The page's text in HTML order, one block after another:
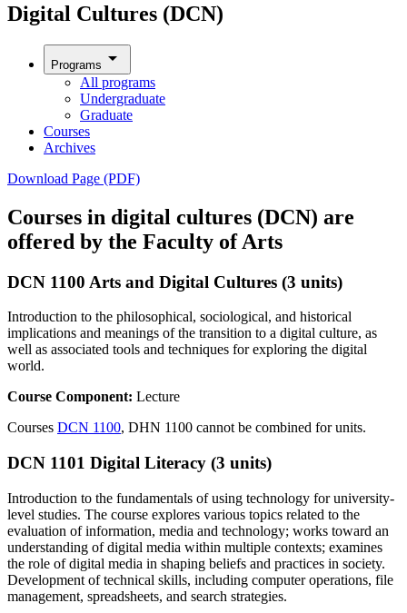
Digital Cultures (DCN)
Programs arrow_drop_down
All programs
Undergraduate
Graduate
Courses
Archives
Download Page (PDF)
Courses in digital cultures (DCN) are
offered by the Faculty of Arts
DCN 1100 Arts and Digital Cultures (3 units)
Introduction to the philosophical, sociological, and historical
implications and meanings of the transition to a digital culture, as
well as associated tools and techniques for exploring the digital
world.
Course Component: Lecture
Courses DCN 1100, DHN 1100 cannot be combined for units.
DCN 1101 Digital Literacy (3 units)
Introduction to the fundamentals of using technology for university-
level studies. The course explores various topics related to the
evaluation of information, media and technology; works toward an
understanding of digital media within multiple contexts; examines
the role of digital media in shaping beliefs and practices in society.
Development of technical skills, including computer operations, file
management, spreadsheets, and search strategies.